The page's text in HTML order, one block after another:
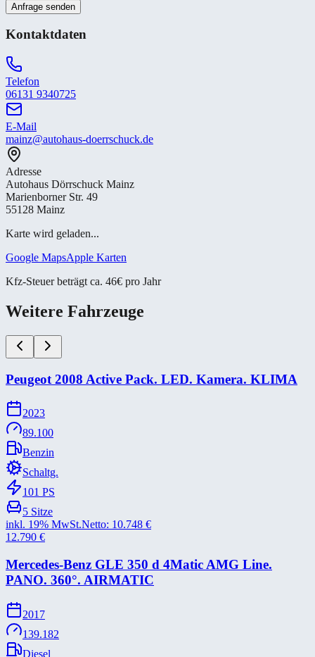
Anfrage senden
Kontaktdaten
Telefon
06131 9340725
E-Mail
mainz@autohaus-doerrschuck.de
Adresse
Autohaus Dörrschuck Mainz
Marienborner Str. 49
55128 Mainz
Karte wird geladen...
Google MapsApple Karten
Kfz-Steuer beträgt ca. 46€ pro Jahr
Weitere Fahrzeuge
Peugeot 2008 Active Pack. LED. Kamera. KLIMA
2023
89.100
Benzin
Schaltg.
101 PS
5 Sitze
inkl. 19% MwSt.Netto: 10.748 €
12.790 €
Mercedes-​Benz GLE 350 d 4Matic AMG Line.
PANO. 360°. AIRMATIC
2017
139.182
Diesel